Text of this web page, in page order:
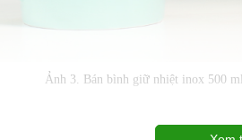
Ảnh 3. Bán bình giữ nhiệt inox 500